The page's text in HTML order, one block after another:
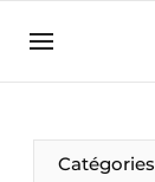
Contact
Catégories